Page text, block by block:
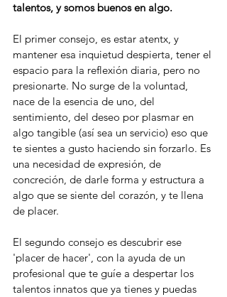
talentos, y somos buenos en algo.
El primer consejo, es estar atentx, y
mantener esa inquietud despierta, tener el
espacio para la reflexión diaria, pero no
presionarte. No surge de la voluntad,
nace de la esencia de uno, del
sentimiento, del deseo por plasmar en
algo tangible (así sea un servicio) eso que
te sientes a gusto haciendo sin forzarlo. Es
una necesidad de expresión, de
concreción, de darle forma y estructura a
algo que se siente del corazón, y te llena
de placer.
El segundo consejo es descubrir ese
'placer de hacer', con la ayuda de un
profesional que te guíe a despertar los
talentos innatos que ya tienes y puedas